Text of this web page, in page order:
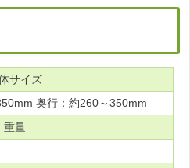
サイズ
奥行：約260～350mm
重量